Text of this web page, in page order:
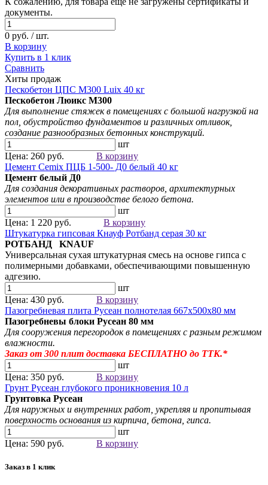
документы.
0 руб. / шт.
В корзину
Купить в 1 клик
Сравнить
Хиты продаж
Пескобетон ЦПС М300 Luix 40 кг
Пескобетон Люикс М300
Для выполнение стяжек в помещениях с большой нагрузкой на
пол, обустройство фундаментов и различных отливок,
создание разнообразных бетонных конструкций.
шт
Цена: 260 руб.
В корзину
Цемент Cemix ПЦБ 1-500- Д0 белый 40 кг
Цемент белый Д0
Для создания декоративных растворов , архитектурных
элементов или в производстве белого бетона.
шт
Цена: 1 220 руб.
В корзину
Штукатурка гипсовая Кнауф Ротбанд серая 30 кг
РОТБАНД KNAUF
Универсальная сухая штукатурная смесь на основе гипса с
полимерными добавками, обеспечивающими повышенную
адгезию.
шт
Цена: 430 руб.
В корзину
Пазогребневая плита Русеан полнотелая 667х500х80 мм
Пазогребневы блоки Русеан 80 мм
Для сооружения перегородок в помещениях с разным режимом
влажности.
Заказ от 300 плит доставка БЕСПЛАТНО до ТТК.*
шт
Цена: 350 руб.
В корзину
Грунт Русеан глубокого проникновения 10 л
Грунтовка Русеан
Для наружных и внутренних работ, укрепляя и пропитывая
поверхность основания из кирпича, бетона, гипса.
шт
Цена: 590 руб.
В корзину
Заказ в 1 клик